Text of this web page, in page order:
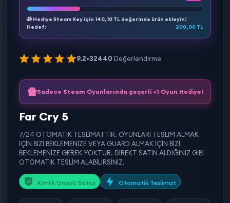
🎁 Hediye Steam Key için 140,10 TL değerinde ürün ekleyin!
Hedef:
200,00 TL
9.2•32440 Değerlendirme
Sadece Steam Oyunlarında geçerli +1 Oyun Hediye!
Far Cry 5
7/24 OTOMATİK TESLİMATTIR. OYUNLARI TESLİM ALMAK
İÇİN BİZİ BEKLEMENİZE VEYA GUARD ALMAK İÇİN BİZİ
BEKLEMENİZE GEREK YOKTUR. DİREKT SATIN ALDIĞINIZ GİBİ
OTOMATİK TESLİM ALABİLİRSİNİZ.
Kimlik Onaylı Satıcı Otomatik Teslimat